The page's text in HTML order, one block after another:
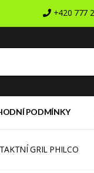
+420 777
PODMÍNKY
GRIL PHILCO